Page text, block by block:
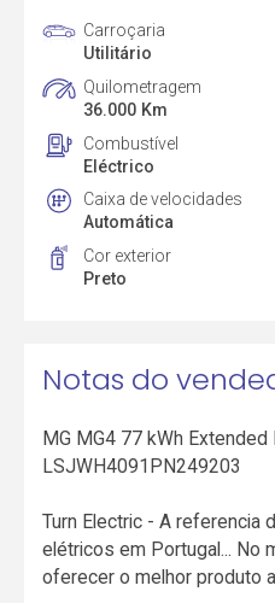
Carroçaria
Utilitário
Quilometragem
36.000 Km
Combustível
Eléctrico
Caixa de velocidades
Automática
Cor exterior
Preto
Notas do
MG MG4 77 kWh Extended
LSJWH4091PN249203
Turn Electric - A referencia
elétricos em Portugal... No
oferecer o melhor produto